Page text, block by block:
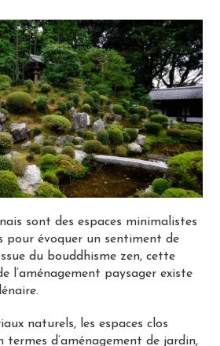
sont des espaces minimalistes
pour évoquer un sentiment de
du bouddhisme zen, cette
l’aménagement paysager existe
naturels, les espaces clos
termes d’aménagement de jardin,